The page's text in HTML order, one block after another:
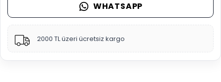
WHATSAPP
2000 TL üzeri ücretsiz kargo